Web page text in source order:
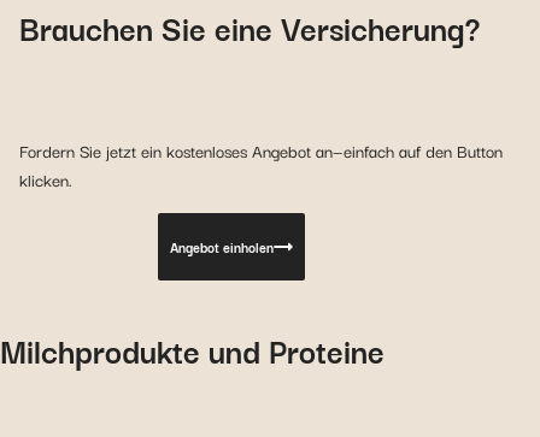
Brauchen Sie eine Versicherung?
Fordern Sie jetzt ein kostenloses Angebot an—einfach auf den Button
klicken.
Angebot einholen
Milchprodukte und Proteine